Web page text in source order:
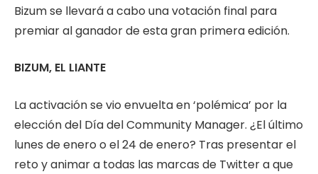
Bizum se llevará a cabo una votación final para
premiar al ganador de esta gran primera edición.
BIZUM, EL LIANTE
La activación se vio envuelta en ‘polémica’ por la
elección del Día del Community Manager. ¿El último
lunes de enero o el 24 de enero? Tras presentar el
reto y animar a todas las marcas de Twitter a que